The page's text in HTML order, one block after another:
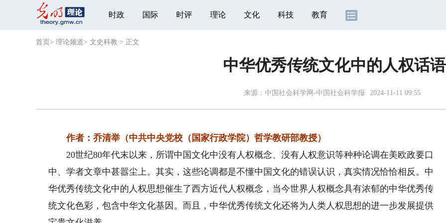
时政 国际 时评 理论 文化 科技 教育
首页 > 理论频道> 文史科教 > 正文
中华优秀传统文化中的人权话语
来源： 中国社会科学网-中国社会科学报 2024-11-11 09:55
作者：乔清举（中共中央党校（国家行政学院）哲学教研部教授）
20世纪80年代末以来，所谓中国文化中没有人权概念、没有人权意识等种种论调在美欧政要口
中、学者文章中甚嚣尘上。其实，这些论调都是不懂中国文化的错误认识，真实情况恰恰相反。中
华优秀传统文化中的人权思想催生了西方近代人权概念，当今世界人权概念具有浓郁的中华优秀传
统文化色彩，包含中华文化基因。而且，中华优秀传统文化还将为人类人权思想的进一步发展提供